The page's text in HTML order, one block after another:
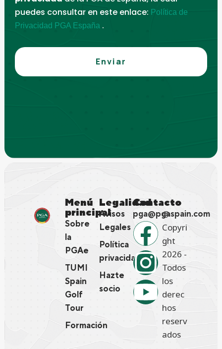
puedes consultar en este enlace: Política de
Privacidad PGA España .
Enviar
Menú
principal
Sobre
la
PGAe
TUMI
Spain
Golf
Tour
Formación
Legalidad
Avisos
Legales
Política
privacidad
Hazte
socio
Contacto
pga@pgaspain.com
@
Copyri
ght
2026 -
Todos
los
derec
hos
reserv
ados